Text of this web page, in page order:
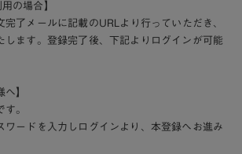
の場合】
完了メールに記載のURLより行っていただき、
します。登録完了後、下記よりログインが可能
へ】
。
ワードを入力しログインより、本登録へお進み